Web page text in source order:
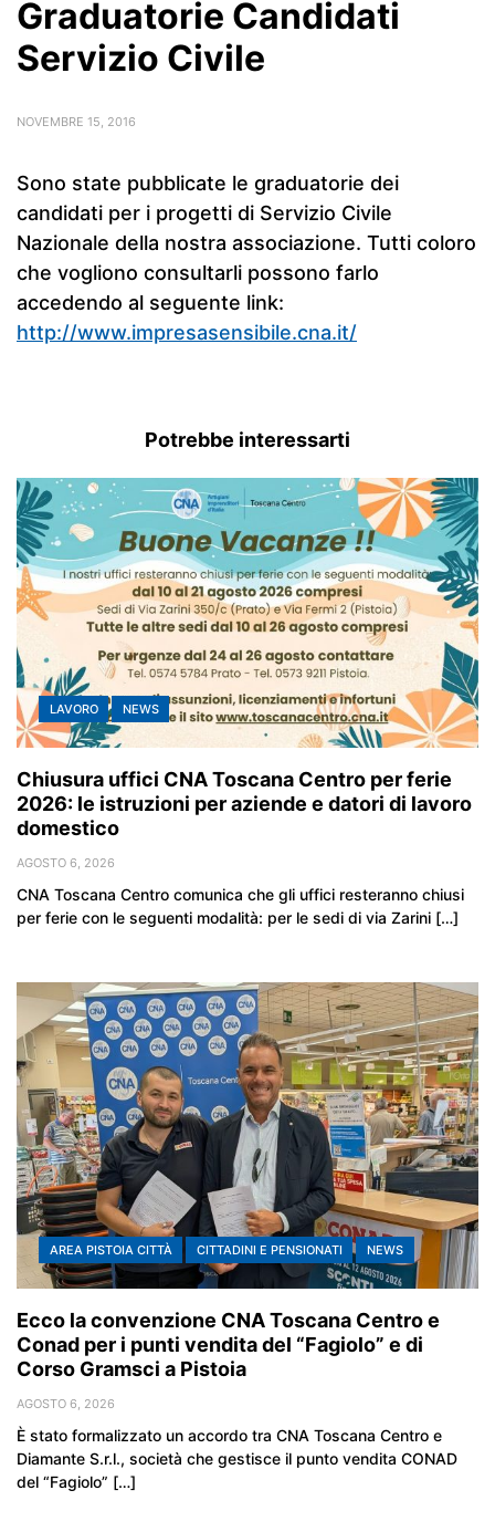
Graduatorie Candidati
Servizio Civile
NOVEMBRE 15, 2016
Sono state pubblicate le graduatorie dei
candidati per i progetti di Servizio Civile
Nazionale della nostra associazione. Tutti coloro
che vogliono consultarli possono farlo
accedendo al seguente link:
http://www.impresasensibile.cna.it/
Potrebbe interessarti
LAVORO NEWS
Chiusura uffici CNA Toscana Centro per ferie
2026: le istruzioni per aziende e datori di lavoro
domestico
AGOSTO 6, 2026
CNA Toscana Centro comunica che gli uffici resteranno chiusi
per ferie con le seguenti modalità: per le sedi di via Zarini […]
AREA PISTOIA CITTÀ CITTADINI E PENSIONATI NEWS
Ecco la convenzione CNA Toscana Centro e
Conad per i punti vendita del “Fagiolo” e di
Corso Gramsci a Pistoia
AGOSTO 6, 2026
È stato formalizzato un accordo tra CNA Toscana Centro e
Diamante S.r.l., società che gestisce il punto vendita CONAD
del “Fagiolo” […]